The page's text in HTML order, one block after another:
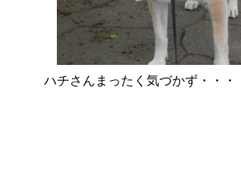
ハチさんまったく気づかず・・・